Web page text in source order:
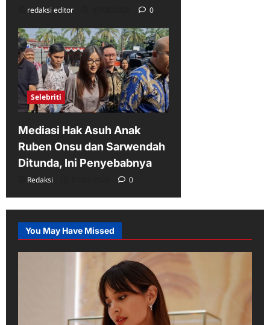
redaksi editor 0
Selebriti
Mediasi Hak Asuh Anak
Ruben Onsu dan Sarwendah
Ditunda, Ini Penyebabnya
Redaksi 0
You May Have Missed